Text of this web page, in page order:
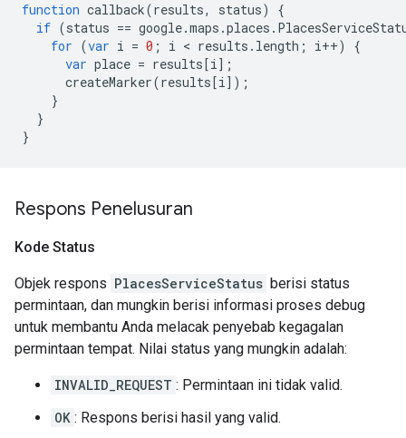
function callback(results, status)
{
if (status == google.maps .places .
for (var i = 0 ; i < results . length ; i++)
{
var place = results[i];
createMarker(results[i]);
}
}
}
Respons Penelusuran
Kode Status
Objek respons PlacesServiceStatus berisi status
permintaan, dan mungkin berisi informasi proses debug
untuk membantu Anda melacak penyebab kegagalan
permintaan tempat. Nilai status yang mungkin adalah:
INVALID_REQUEST : Permintaan ini tidak valid.
OK : Respons berisi hasil yang valid.